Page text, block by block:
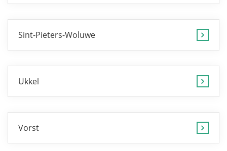
Sint-Pieters-Woluwe
Ukkel
Vorst